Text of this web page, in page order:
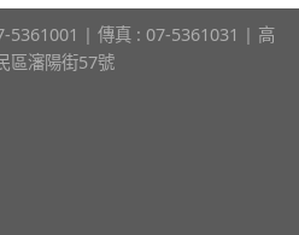
5361001 | 傳真 : 07-5361031 | 高
區瀋陽街57號